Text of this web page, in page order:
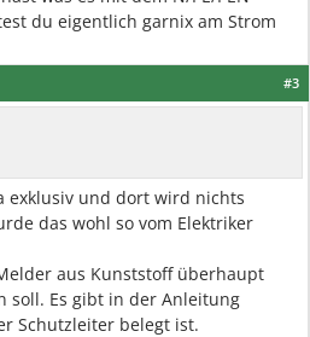
du eigentlich garnix am Strom
#3
exklusiv und dort wird nichts
das wohl so vom Elektriker
aus Kunststoff überhaupt
soll. Es gibt in der Anleitung
Schutzleiter belegt ist.